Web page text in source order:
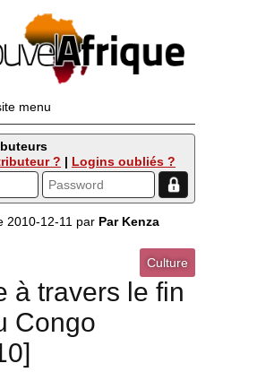
menu
? | Logins oubliés ?
2010-12-11 par Par Kenza
Culture
à travers le fin
Congo